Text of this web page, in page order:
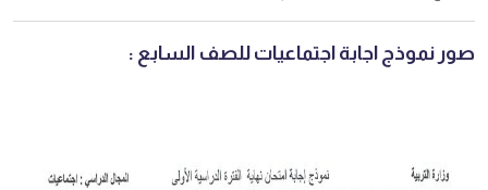
صور نموذج اجابة اجتماعيات للصف السابع :